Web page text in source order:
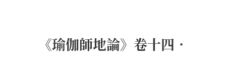
《瑜伽師地論》卷十四．